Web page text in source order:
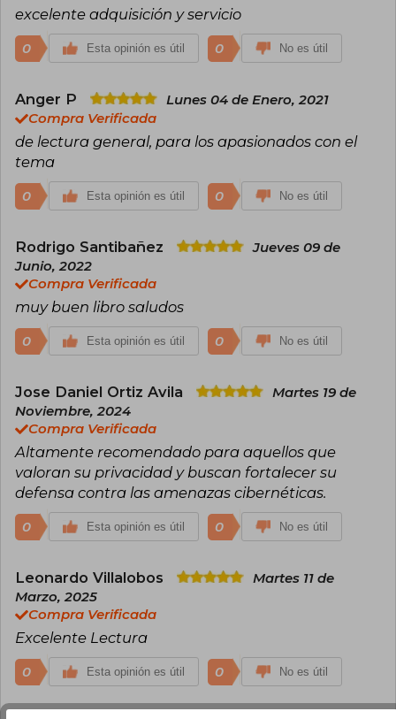
excelente adquisición y servicio
0 Esta opinión es útil 0 No es útil
Anger P
Lunes 04 de Enero, 2021
Compra Verificada
de lectura general, para los apasionados con el
tema
0 Esta opinión es útil 0 No es útil
Rodrigo Santibañez
Jueves 09 de
Junio, 2022
Compra Verificada
muy buen libro saludos
0 Esta opinión es útil 0 No es útil
Jose Daniel Ortiz Avila
Martes 19 de
Noviembre, 2024
Compra Verificada
Altamente recomendado para aquellos que
valoran su privacidad y buscan fortalecer su
defensa contra las amenazas cibernéticas.
0 Esta opinión es útil 0 No es útil
Leonardo Villalobos
Martes 11 de
Marzo, 2025
Compra Verificada
Excelente Lectura
0 Esta opinión es útil 0 No es útil